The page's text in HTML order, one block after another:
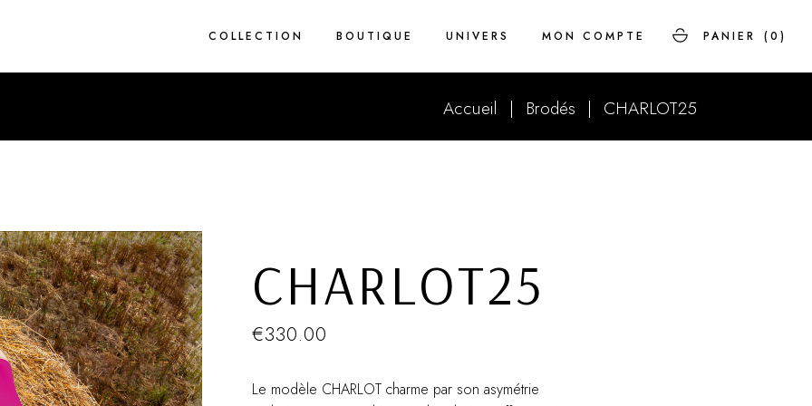
COLLECTION
2 pièces
Flower Rain
True Grit
Zig Zag
BOUTIQUE UNIVERS
Savoir-faire
FAQ
MON COMPTE PANIER (0)
Accueil Brodés CHARLOT25
CHARLOT25
€330.00
Le modèle CHARLOT charme par son asymétrie